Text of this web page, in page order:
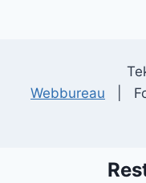
Webbureau |